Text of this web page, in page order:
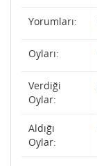
Yorumları:
Oyları:
Verdiği
Oylar:
Aldığı
Oylar: